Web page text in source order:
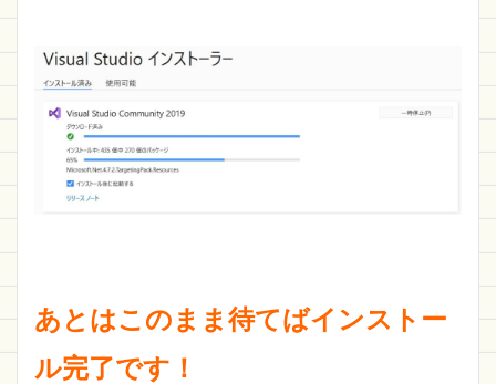
あとはこのまま待てばインストー
ル完了です！